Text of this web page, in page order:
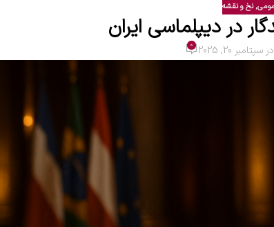
,نخ و نقشه
در دیپلماسی ایران
در سپتامبر 20, 2025 0